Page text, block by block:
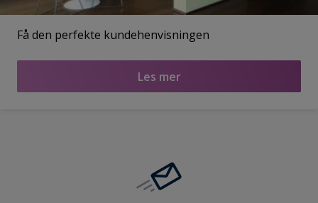
Få den perfekte kundehenvisningen
Les mer